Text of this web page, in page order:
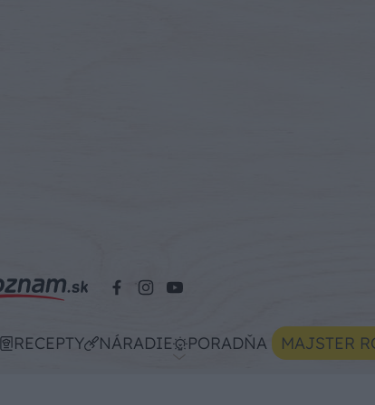
RECEPTY NÁRADIE PORADŇA MAJSTER